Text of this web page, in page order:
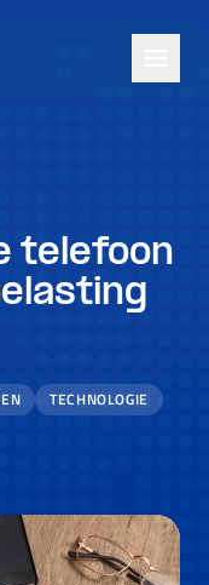
telefoon
TECHNOLOGIE